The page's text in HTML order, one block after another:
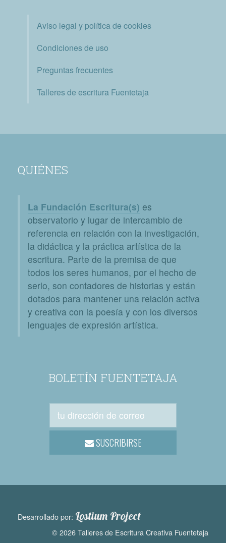
Aviso legal y política de cookies
Condiciones de uso
Preguntas frecuentes
Talleres de escritura Fuentetaja
QUIÉNES
La Fundación Escritura(s) es
observatorio y lugar de intercambio de
referencia en relación con la investigación,
la didáctica y la práctica artística de la
escritura. Parte de la premisa de que
todos los seres humanos, por el hecho de
serlo, son contadores de historias y están
dotados para mantener una relación activa
y creativa con la poesía y con los diversos
lenguajes de expresión artística.
BOLETÍN FUENTETAJA
SUSCRIBIRSE
Desarrollado por: Lostium Project
© 2026 Talleres de Escritura Creativa Fuentetaja